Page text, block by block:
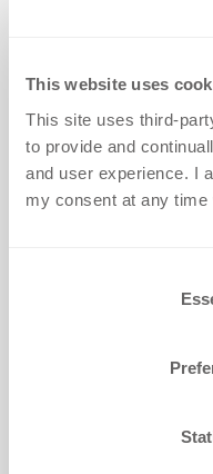
This website uses
This site uses third-
to provide and
and user experience. I
my consent at any
progetto:
Ora hai la
comuni sui
compatibilità con i
aspettative
In dekoGraphics
rapidità e senza